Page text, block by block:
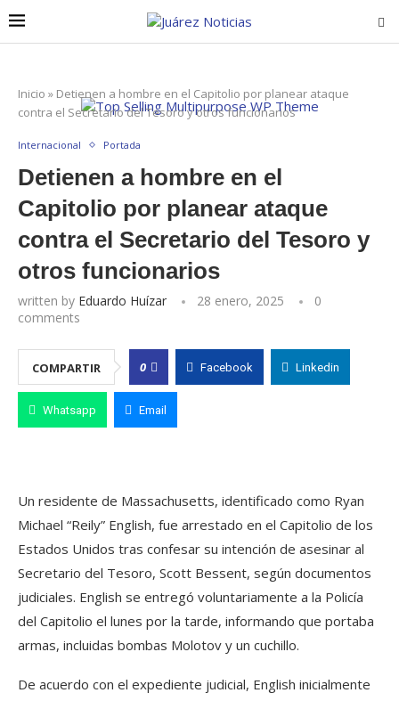
Inicio » Detienen a hombre en el Capitolio por planear ataque
contra el Secretario del Tesoro y otros funcionarios
Internacional Portada
Detienen a hombre en el
Capitolio por planear ataque
contra el Secretario del Tesoro y
otros funcionarios
written by Eduardo Huízar 28 enero, 2025
0
comments
COMPARTIR 0 Facebook Linkedin
Whatsapp Email
Un residente de Massachusetts, identificado como Ryan
Michael “Reily” English, fue arrestado en el Capitolio de los
Estados Unidos tras confesar su intención de asesinar al
Secretario del Tesoro, Scott Bessent, según documentos
judiciales. English se entregó voluntariamente a la Policía
del Capitolio el lunes por la tarde, informando que portaba
armas, incluidas bombas Molotov y un cuchillo.
De acuerdo con el expediente judicial, English inicialmente